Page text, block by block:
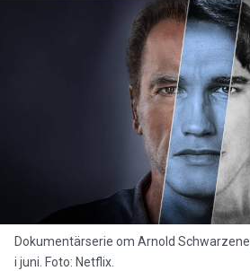
Dokumentärserie om Arnold
i juni. Foto: Netflix.